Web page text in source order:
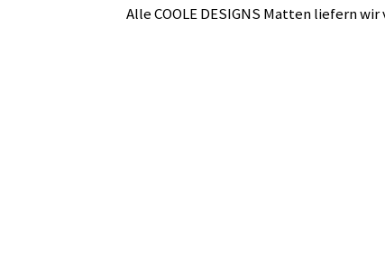
Alle COOLE DESIGNS Matten liefern